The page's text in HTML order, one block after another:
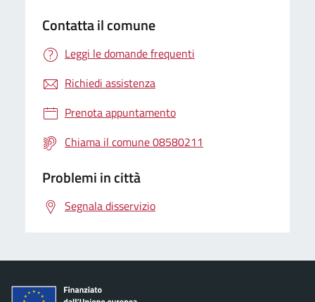
Contatta il comune
Leggi le domande frequenti
Richiedi assistenza
Prenota appuntamento
Chiama il comune 08580211
Problemi in città
Segnala disservizio